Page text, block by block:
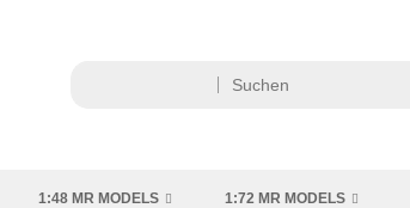
1:48 MR MODELS 1:72 MR MODELS